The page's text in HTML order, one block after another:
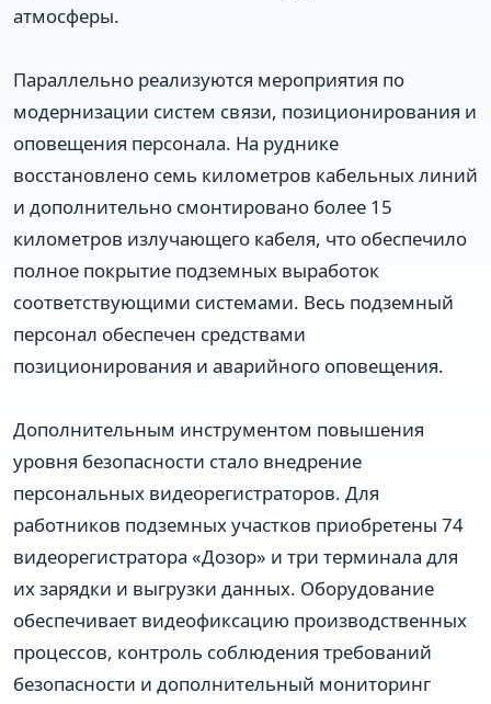
атмосферы.
Параллельно реализуются мероприятия по
модернизации систем связи, позиционирования и
оповещения персонала. На руднике
восстановлено семь километров кабельных линий
и дополнительно смонтировано более 15
километров излучающего кабеля, что обеспечило
полное покрытие подземных выработок
соответствующими системами. Весь подземный
персонал обеспечен средствами
позиционирования и аварийного оповещения.
Дополнительным инструментом повышения
уровня безопасности стало внедрение
персональных видеорегистраторов. Для
работников подземных участков приобретены 74
видеорегистратора «Дозор» и три терминала для
их зарядки и выгрузки данных. Оборудование
обеспечивает видеофиксацию производственных
процессов, контроль соблюдения требований
безопасности и дополнительный мониторинг